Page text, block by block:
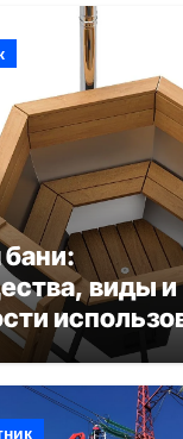
виды и